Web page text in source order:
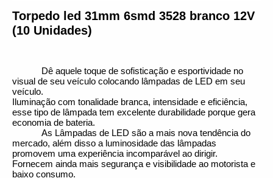
Torpedo led 31mm 6smd 3528 branco 12V
(10 Unidades)
Dê aquele toque de sofisticação e esportividade no
visual de seu veículo colocando lâmpadas de LED em seu
veículo.
Iluminação com tonalidade branca, intensidade e eficiência,
esse tipo de lâmpada tem excelente durabilidade porque gera
economia de bateria.
As Lâmpadas de LED são a mais nova tendência do
mercado, além disso a luminosidade das lâmpadas
promovem uma experiência incomparável ao dirigir.
Fornecem ainda mais segurança e visibilidade ao motorista e
baixo consumo.